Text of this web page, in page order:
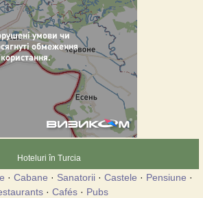
Hoteluri în Turcia
· Cabane · Sanatorii· Castele · Pensiune ·
· Cafés · Pubs